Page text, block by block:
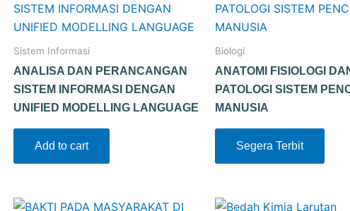
Sistem Informasi
ANALISA DAN PERANCANGAN
SISTEM INFORMASI DENGAN
UNIFIED MODELLING LANGUAGE
Add to cart
Biologi
ANATOMI FISIOLOGI
PATOLOGI SISTEM
MANUSIA
Segera Terbit